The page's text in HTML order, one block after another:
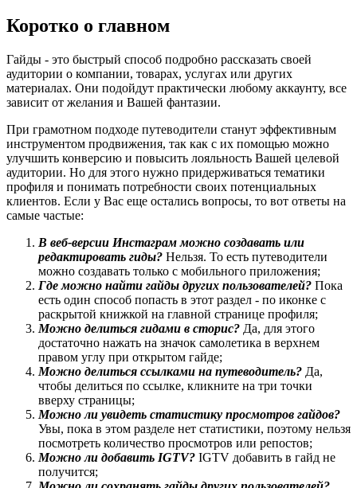
Коротко о главном
Гайды - это быстрый способ подробно рассказать своей
аудитории о компании, товарах, услугах или других
материалах. Они подойдут практически любому аккаунту, все
зависит от желания и Вашей фантазии.
При грамотном подходе путеводители станут эффективным
инструментом продвижения, так как с их помощью можно
улучшить конверсию и повысить лояльность Вашей целевой
аудитории. Но для этого нужно придерживаться тематики
профиля и понимать потребности своих потенциальных
клиентов. Если у Вас еще остались вопросы, то вот ответы на
самые частые:
В веб-версии Инстаграм можно создавать или
редактировать гиды? Нельзя. То есть путеводители
можно создавать только с мобильного приложения;
Где можно найти гайды других пользователей? Пока
есть один способ попасть в этот раздел - по иконке с
раскрытой книжкой на главной странице профиля;
Можно делиться гидами в сторис? Да, для этого
достаточно нажать на значок самолетика в верхнем
правом углу при открытом гайде;
Можно делиться ссылками на путеводитель? Да,
чтобы делиться по ссылке, кликните на три точки
вверху страницы;
Можно ли увидеть статистику просмотров гайдов?
Увы, пока в этом разделе нет статистики, поэтому нельзя
посмотреть количество просмотров или репостов;
Можно ли добавить IGTV? IGTV добавить в гайд не
получится;